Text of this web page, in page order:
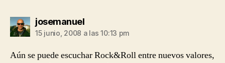
josemanueldice:
15 junio, 2008 a las 10:13 pm
Aún se puede escuchar Rock&Roll entre nuevos valores,